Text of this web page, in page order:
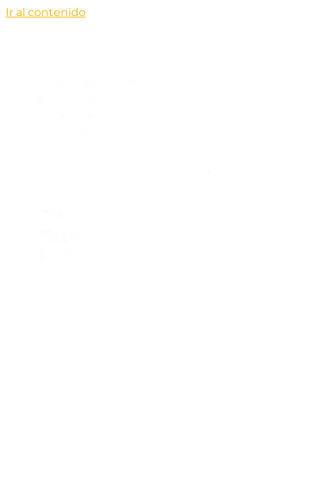
Ir al contenido